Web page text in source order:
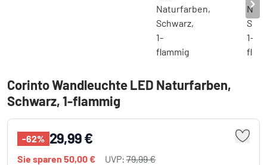
Corinto Wandleuchte LED Naturfarben,
Schwarz, 1-flammig
-62% 29,99 €
Sie sparen 50,00 € UVP: 79,99 €